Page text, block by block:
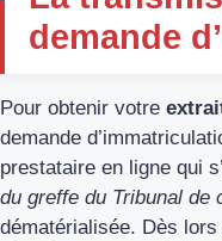
demande
Pour obtenir votre
demande
prestataire en ligne qui
du greffe du Tribunal de
dématérialisée. Dès